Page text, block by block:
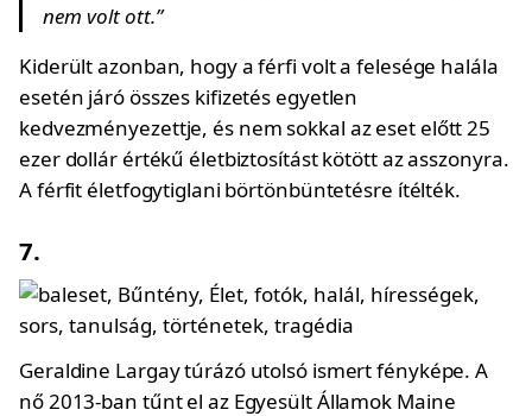
nem volt ott.”
Kiderült azonban, hogy a férfi volt a felesége halála
esetén járó összes kifizetés egyetlen
kedvezményezettje, és nem sokkal az eset előtt 25
ezer dollár értékű életbiztosítást kötött az asszonyra.
A férfit életfogytiglani börtönbüntetésre ítélték.
7.
Geraldine Largay túrázó utolsó ismert fényképe. A
nő 2013-ban tűnt el az Egyesült Államok Maine